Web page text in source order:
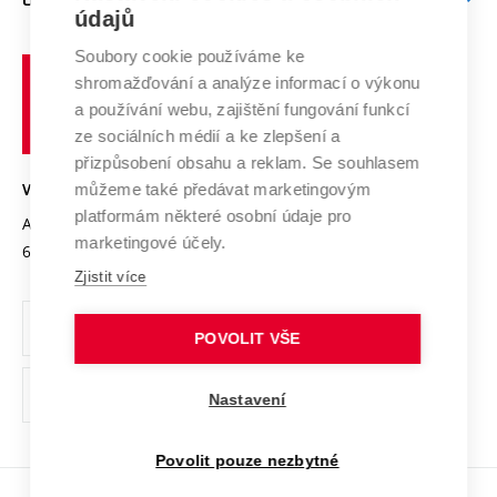
E-přihláška
Systém zajišťování kvality výzkumu
Výzkumné infrastruktury
Transfer znalostí
Open Science
Projekty
Projekty ze strukturálních fondů
Specifický výzkum
Zahraniční spolupráce
Spolupráce se školami
Služby univerzity
Mezinárodní dohody
Univerzitní sítě
Profil univerzity
Udržitelná univerzita
Podnikavá univerzita / ContriBUTe
Bezpečná univerzita
Vyznamenání
Organizační struktura
Ochrana osobních údajů
odkaz)
učení
technické
VYSOKÉ UČENÍ TECHNICKÉ V BRNĚ
Antonínská 548/1
602 00 Brno
www.vut.cz
vut@vutbr.cz
údajů
Soubory cookie používáme ke
shromažďování a analýze informací o výkonu
a používání webu, zajištění fungování funkcí
ze sociálních médií a ke zlepšení a
přizpůsobení obsahu a reklam. Se souhlasem
můžeme také předávat marketingovým
platformám některé osobní údaje pro
marketingové účely.
Zjistit více
POVOLIT VŠE
Nastavení
Povolit pouze nezbytné